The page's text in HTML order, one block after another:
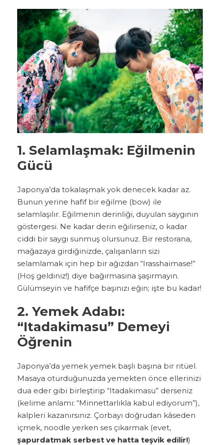
1. Selamlaşmak: Eğilmenin
Gücü
Japonya’da tokalaşmak yok denecek kadar az.
Bunun yerine hafif bir eğilme (bow) ile
selamlaşılır. Eğilmenin derinliği, duyulan saygının
göstergesi. Ne kadar derin eğilirseniz, o kadar
ciddi bir saygı sunmuş olursunuz. Bir restorana,
mağazaya girdiğinizde, çalışanların sizi
selamlamak için hep bir ağızdan “Irasshaimase!”
(Hoş geldiniz!) diye bağırmasına şaşırmayın.
Gülümseyin ve hafifçe başınızı eğin; işte bu kadar!
2. Yemek Adabı:
“Itadakimasu” Demeyi
Öğrenin
Japonya’da yemek yemek başlı başına bir ritüel.
Masaya oturduğunuzda yemekten önce ellerinizi
dua eder gibi birleştirip “Itadakimasu” derseniz
(kelime anlamı: “Minnettarlıkla kabul ediyorum”),
kalpleri kazanırsınız. Çorbayı doğrudan kâseden
içmek, noodle yerken ses çıkarmak (evet,
şapurdatmak serbest ve hatta teşvik edilir!)